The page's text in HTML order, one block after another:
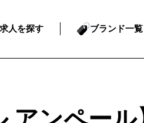
求人を探す ブランド一覧